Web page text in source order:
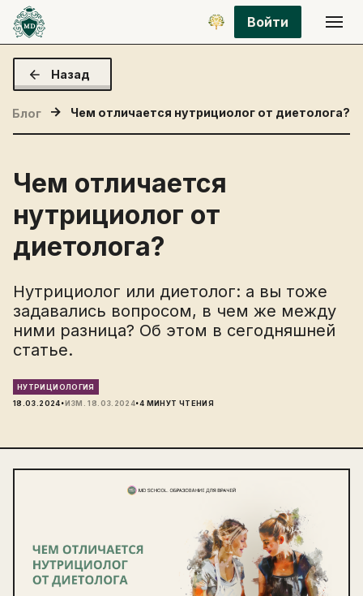
Войти
Назад
Блог Чем отличается нутрициолог от диетолога?
Чем отличается
нутрициолог от
диетолога?
Нутрициолог или диетолог: а вы тоже
задавались вопросом, в чем же между
ними разница? Об этом в сегодняшней
статье.
НУТРИЦИОЛОГИЯ
18.03.2024·ИЗМ.18.03.2024·4 МИНУТ ЧТЕНИЯ